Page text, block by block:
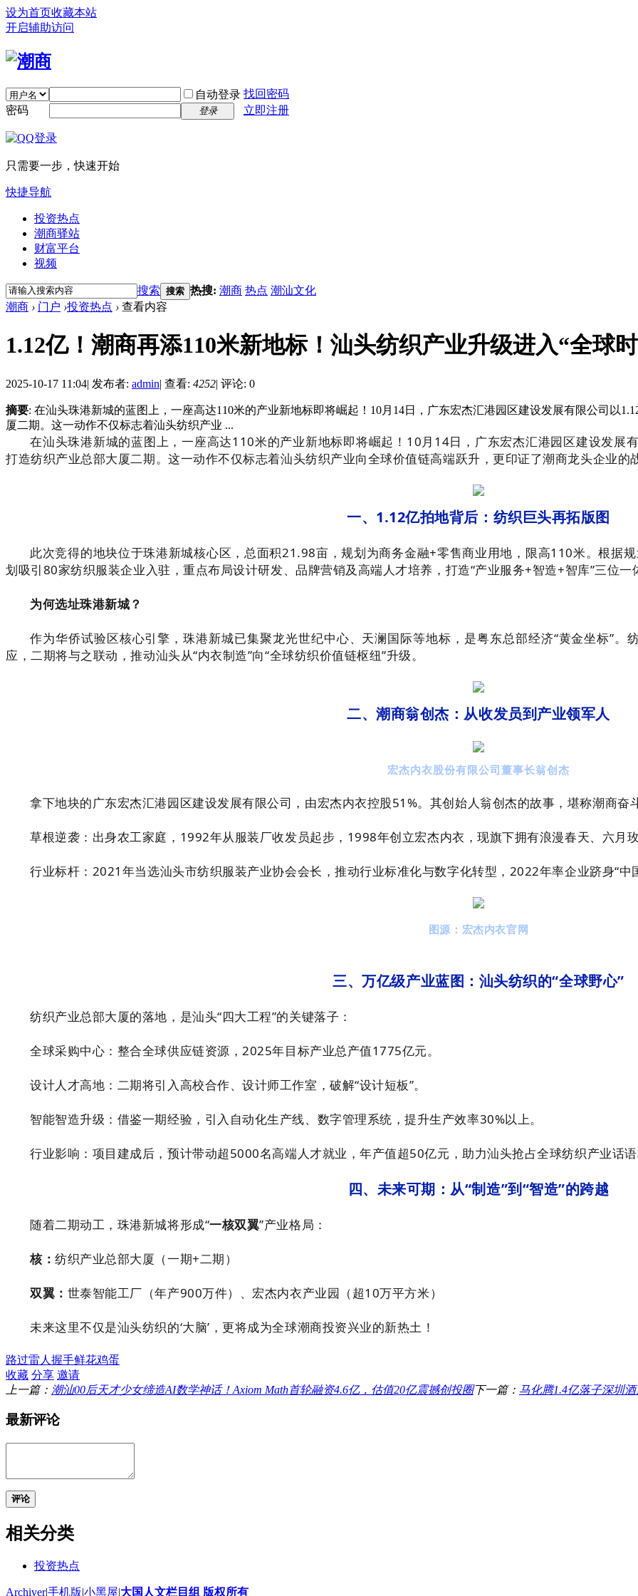
设为首页收藏本站
开启辅助访问
自动登录 找回密码
密码
登录 立即注册
只需要一步，快速开始
快捷导航
投资热点
潮商驿站
财富平台
视频
搜索 搜索 热搜: 潮商 热点 潮汕文化
潮商 › 门户 ›投资热点 › 查看内容
1.12亿！潮商再添110米新地标！汕头纺织产业升级进入“全球
2025-10-17 11:04| 发布者: admin| 查看: 4252| 评论: 0
摘要: 在汕头珠港新城的蓝图上，一座高达110米的产业新地标即将崛起！10月14日，广东宏杰汇港园区建设发展有限公司以
厦二期。这一动作不仅标志着汕头纺织产业 ...
在汕头珠港新城的蓝图上，一座高达110米的产业新地标即将崛起！10月14日，广东宏杰汇港园区建设发
打造纺织产业总部大厦二期。这一动作不仅标志着汕头纺织产业向全球价值链高端跃升，更印证了潮商龙头企业的
一、1.12亿拍地背后：纺织巨头再拓版图
此次竞得的地块位于珠港新城核心区，总面积21.98亩，规划为商务金融+零售商业用地，限高110米。根据
划吸引80家纺织服装企业入驻，重点布局设计研发、品牌营销及高端人才培养，打造“产业服务+智造+智库”三位一
为何选址珠港新城？
作为华侨试验区核心引擎，珠港新城已集聚龙光世纪中心、天澜国际等地标，是粤东总部经济“黄金坐标”
应，二期将与之联动，推动汕头从“内衣制造”向“全球纺织价值链枢纽”升级。
二、潮商翁创杰：从收发员到产业领军人
宏杰内衣股份有限公司董事长翁创杰
拿下地块的广东宏杰汇港园区建设发展有限公司，由宏杰内衣控股51%。其创始人翁创杰的故事，堪称潮商奋
草根逆袭：出身农工家庭，1992年从服装厂收发员起步，1998年创立宏杰内衣，现旗下拥有浪漫春天、六月
行业标杆：2021年当选汕头市纺织服装产业协会会长，推动行业标准化与数字化转型，2022年率企业跻身“中
图源： 宏杰内衣官网
三、万亿级产业蓝图：汕头纺织的“全球野心”
纺织产业总部大厦的落地，是汕头“四大工程”的关键落子：
全球采购中心：整合全球供应链资源，2025年目标产业总产值1775亿元。
设计人才高地：二期将引入高校合作、设计师工作室，破解“设计短板”。
智能智造升级：借鉴一期经验，引入自动化生产线、数字管理系统，提升生产效率30%以上。
行业影响：项目建成后，预计带动超5000名高端人才就业，年产值超50亿元，助力汕头抢占全球纺织产业话
四、未来可期：从“制造”到“智造”的跨越
随着二期动工，珠港新城将形成“一核双翼”产业格局：
核：纺织产业总部大厦（一期+二期）
双翼： 世泰智能工厂（年产900万件）、宏杰内衣产业园（超10万平方米）
未来这里不仅是汕头纺织的‘大脑’，更将成为全球潮商投资兴业的新热土！
路过雷人 握手鲜花鸡蛋
收藏 分享 邀请
上一篇： 潮汕00后天才少女缔造AI数学神话！Axiom Math首轮融资4.6亿，估值20亿震撼创投圈下一篇： 马化腾1.4亿落子深圳
最新评论
评论
相关分类
投资热点
Archiver|手机版|小黑屋|大国人文栏目组 版权所有